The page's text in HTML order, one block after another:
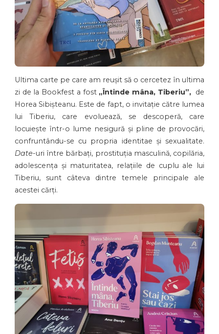
Ultima carte pe care am reușit să o cercetez în ultima
zi de la Bookfest a fost „Întinde mâna, Tiberiu”,de
Horea Sibișteanu. Este de fapt, o invitație către lumea
lui Tiberiu, care evoluează, se descoperă, care
locuiește într-o lume nesigură și pline de provocări,
confruntându-se cu propria identitae și sexualitate.
Date-uri între bărbați, prostituția masculină, copilăria,
adolescența și maturitatea, relațiile de cuplu ale lui
Tiberiu, sunt câteva dintre temele principale ale
acestei cărți.